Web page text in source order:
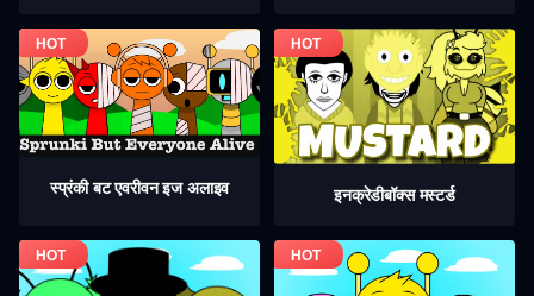
स्प्रंकी बट एवरीवन इज अलाइव इनक्रेडीबॉक्स मस्टर्ड